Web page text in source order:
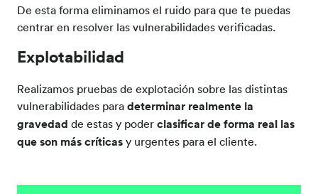
De esta forma eliminamos el ruido para que te puedas
centrar en resolver las vulnerabilidades verificadas.
Explotabilidad
Realizamos pruebas de explotación sobre las distintas
vulnerabilidades para determinar realmente la
gravedad de estas y poder clasificar de forma real las
que son más críticas y urgentes para el cliente.